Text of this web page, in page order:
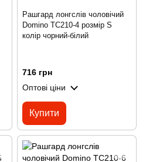
Рашгард лонгслів чоловічий
Domino TC210-4 розмір S
колір чорний-білий
716 грн
Оптові ціни
Купити